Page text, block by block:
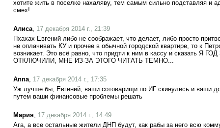
хотите жить в поселке нахаляву, тем самым сильно подставляя и
смех!
Алиса, 17 декабря 2014 г., 21:39
Пхахах Евгений либо не соображает, что делает, либо просто
не оплачивать КУ и прочее в обычной городской квартире, то к
возникает. Это всё равно, что придти к ним в кассу и сказать
ОТКЛЮЧИЛИ, МНЕ ИЗ-ЗА ЭТОГО ЧИТАТЬ ТЕМНО...
Anna, 17 декабря 2014 г., 17:35
Уж лучше бы, Евгений, ваши сотоварищи по ИГ скинулись и ваши
путем ваши финансовые проблемы решать
Мария, 17 декабря 2014 г., 14:49
Ага, а все остальные жители ДНП будут, как рабы за него всю